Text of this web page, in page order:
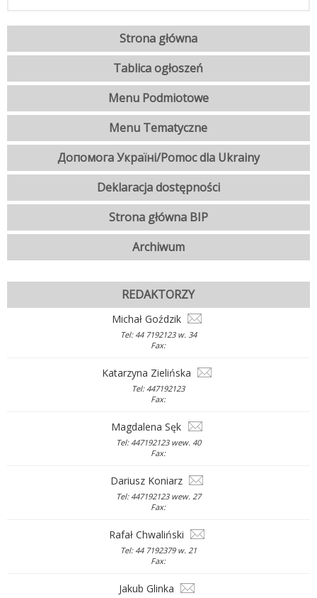
Strona główna
Tablica ogłoszeń
Menu Podmiotowe
Menu Tematyczne
Допомога Україні/Pomoc dla Ukrainy
Deklaracja dostępności
Strona główna BIP
Archiwum
REDAKTORZY
Michał Goździk
Tel: 44 7192123 w. 34
Fax:
Katarzyna Zielińska
Tel: 447192123
Fax:
Magdalena Sęk
Tel: 447192123 wew. 40
Fax:
Dariusz Koniarz
Tel: 447192123 wew. 27
Fax:
Rafał Chwaliński
Tel: 44 7192379 w. 21
Fax:
Jakub Glinka